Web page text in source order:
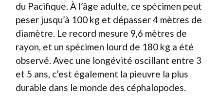
du Pacifique. À l’âge adulte, ce spécimen peut
peser jusqu’à 100 kg et dépasser 4 mètres de
diamètre. Le record mesure 9,6 mètres de
rayon, et un spécimen lourd de 180 kg a été
observé. Avec une longévité oscillant entre 3
et 5 ans, c’est également la pieuvre la plus
durable dans le monde des céphalopodes.